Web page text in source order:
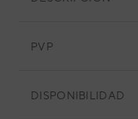
PVP
DISPONIBILIDAD